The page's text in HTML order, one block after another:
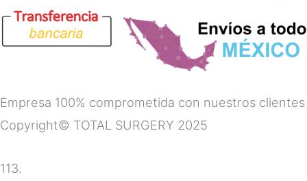
Empresa 100% comprometida con nuestros clientes
Copyright© TOTAL SURGERY 2025
113.